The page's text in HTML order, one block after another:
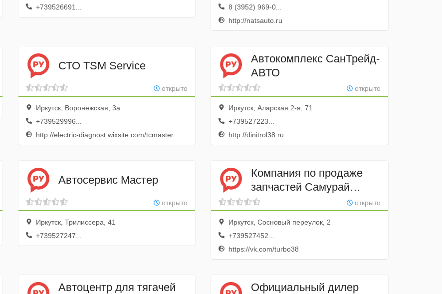
+739526691...
8 (3952) 969-0...
http://natsauto.ru
СТО TSM Service
открыто
Иркутск, Воронежская, 3а
+739529996...
http://electric-diagnost.wixsite.com/tcmaster
Автокомплекс СанТрейд-
АВТО
открыто
Иркутск, Аларская 2-я, 71
+739527223...
http://dinitrol38.ru
Автосервис Мастер
открыто
Иркутск, Трилиссера, 41
+739527247...
Компания по продаже
запчастей Самурай
Трейд
открыто
Иркутск, Сосновый переулок, 2
+739527452...
https://vk.com/turbo38
Автоцентр для тягачей
Официальный дилер